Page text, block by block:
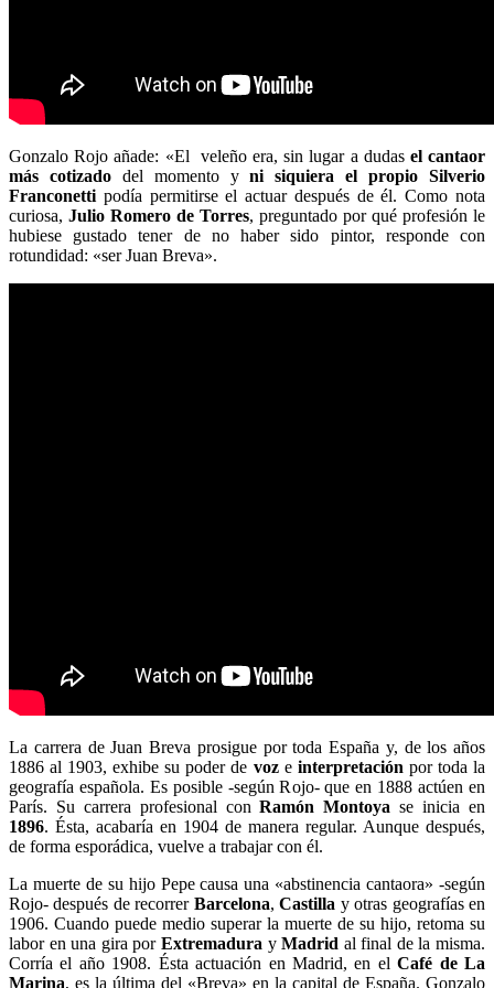
Gonzalo Rojo añade: «El veleño era, sin lugar a dudas el cantaor
más cotizadodel momento yni siquiera el propio Silverio
Franconetti podía permitirse el actuar después de él. Como nota
curiosa, Julio Romero de Torres, preguntado por qué profesión le
hubiese gustado tener de no haber sido pintor, responde con
rotundidad: «ser Juan Breva».
La carrera de Juan Breva prosigue por toda España y, de los años
1886 al 1903, exhibe su poder de voze interpretación por toda la
geografía española. Es posible -según Rojo- que en 1888 actúen en
París. Su carrera profesional conRamón Montoya se inicia en
1896. Ésta, acabaría en 1904 de manera regular. Aunque después,
de forma esporádica, vuelve a trabajar con él.
La muerte de su hijo Pepe causa una «abstinencia cantaora» -según
Rojo- después de recorrer Barcelona,Castilla y otras geografías en
1906. Cuando puede medio superar la muerte de su hijo, retoma su
labor en una gira por Extremadura yMadrid al final de la misma.
Corría el año 1908. Ésta actuación en Madrid, en elCafé de La
Marina, es la última del «Breva» en la capital de España. Gonzalo